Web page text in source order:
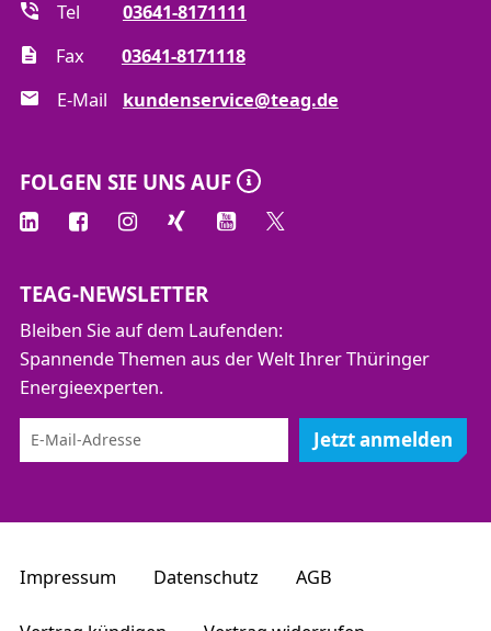
Tel
03641-8171111
Fax
03641-8171118
E-Mail
kundenservice@teag.de
FOLGEN SIE UNS AUF
TEAG-NEWSLETTER
Bleiben Sie auf dem Laufenden:
Spannende Themen aus der Welt Ihrer Thüringer
Energieexperten.
Jetzt anmelden
Impressum Datenschutz AGB